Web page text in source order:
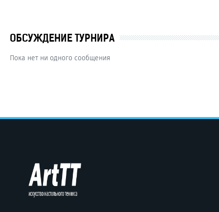
ОБСУЖДЕНИЕ ТУРНИРА
Пока нет ни одного сообщения